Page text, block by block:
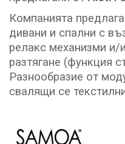
Компанията
дивани и спални с
релакс механизми и/
разтягане (функция
Разнообразие от
свалящи се